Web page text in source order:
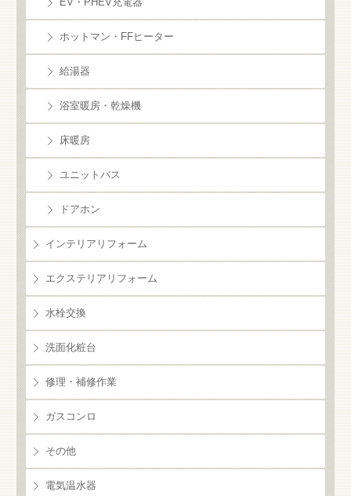
ホットマン・FFヒーター
給湯器
浴室暖房・乾燥機
床暖房
ユニットバス
ドアホン
インテリアリフォーム
エクステリアリフォーム
水栓交換
洗面化粧台
修理・補修作業
ガスコンロ
その他
電気温水器